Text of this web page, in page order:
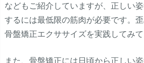
などもご紹介していますが、正しい
するには最低限の筋肉が必要です。
骨盤矯正エクササイズを実践してみて
また、骨盤矯正には日頃から正しい